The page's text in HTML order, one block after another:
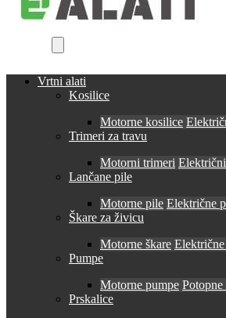
Vrtni alati
Kosilice
Motorne kosilice
Trimeri za travu
Motorni trimeri
Lančane pile
Motorne pile Električne
Škare za živicu
Motorne škare Električne
Pumpe
Motorne pumpe Potopne
Prskalice